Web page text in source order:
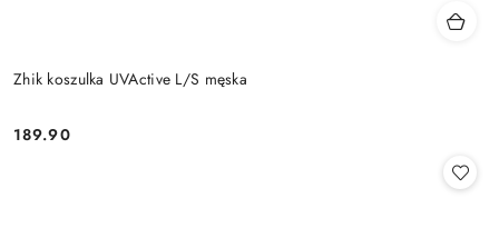
Zhik koszulka UVActive L/S męska
Cena:
189.90